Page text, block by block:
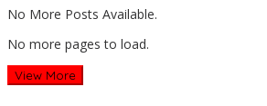
No More Posts Available.
No more pages to load.
View More